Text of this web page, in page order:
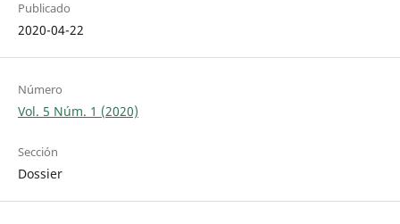
Publicado
2020-04-22
Número
Vol. 5 Núm. 1 (2020)
Sección
Dossier